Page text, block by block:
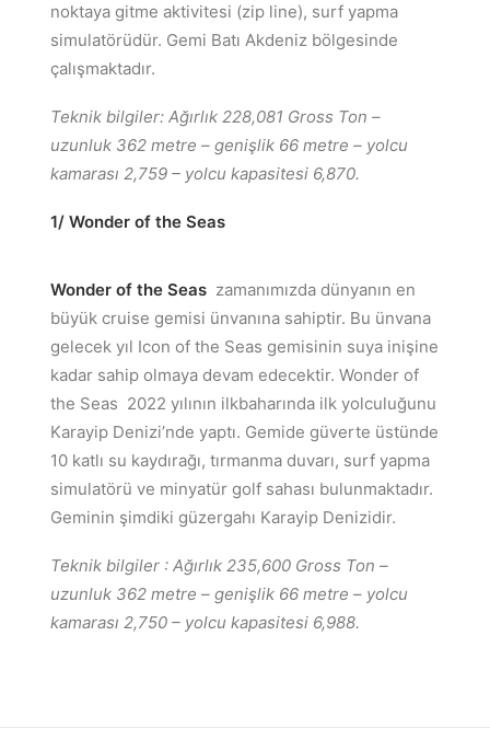
noktaya gitme aktivitesi (zip line), surf yapma
simulatörüdür. Gemi Batı Akdeniz bölgesinde
çalışmaktadır.
Teknik bilgiler: Ağırlık 228,081 Gross Ton –
uzunluk 362 metre – genişlik 66 metre – yolcu
kamarası 2,759 – yolcu kapasitesi 6,870.
1/ Wonder of the Seas
Wonder of the Seas zamanımızda dünyanın en
büyük cruise gemisi ünvanına sahiptir. Bu ünvana
gelecek yıl Icon of the Seas gemisinin suya inişine
kadar sahip olmaya devam edecektir. Wonder of
the Seas 2022 yılının ilkbaharında ilk yolculuğunu
Karayip Denizi’nde yaptı. Gemide güverte üstünde
10 katlı su kaydırağı, tırmanma duvarı, surf yapma
simulatörü ve minyatür golf sahası bulunmaktadır.
Geminin şimdiki güzergahı Karayip Denizidir.
Teknik bilgiler : Ağırlık 235,600 Gross Ton –
uzunluk 362 metre – genişlik 66 metre – yolcu
kamarası 2,750 – yolcu kapasitesi 6,988.